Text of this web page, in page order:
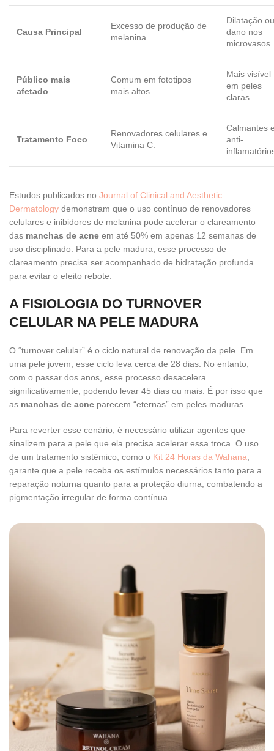
Causa Principal
Excesso de produção de
melanina.
Dilatação ou
dano nos
microvasos.
Público mais
afetado
Comum em fototipos
mais altos.
Mais visível
em peles
claras.
Tratamento Foco
Renovadores celulares e
Vitamina C.
Calmantes
anti-
Estudos publicados no Journal of Clinical and Aesthetic
Dermatology demonstram que o uso contínuo de renovadores
celulares e inibidores de melanina pode acelerar o clareamento
das manchas de acne em até 50% em apenas 12 semanas de
uso disciplinado. Para a pele madura, esse processo de
clareamento precisa ser acompanhado de hidratação profunda
para evitar o efeito rebote.
A FISIOLOGIA DO TURNOVER
CELULAR NA PELE MADURA
O “turnover celular” é o ciclo natural de renovação da pele. Em
uma pele jovem, esse ciclo leva cerca de 28 dias. No entanto,
com o passar dos anos, esse processo desacelera
significativamente, podendo levar 45 dias ou mais. É por isso que
as manchas de acne parecem “eternas” em peles maduras.
Para reverter esse cenário, é necessário utilizar agentes que
sinalizem para a pele que ela precisa acelerar essa troca. O uso
de um tratamento sistêmico, como o Kit 24 Horas da Wahana,
garante que a pele receba os estímulos necessários tanto para a
reparação noturna quanto para a proteção diurna, combatendo a
pigmentação irregular de forma contínua.